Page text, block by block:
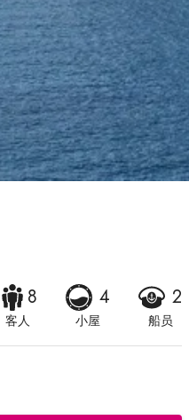
8
客人
4
小屋
2
船员